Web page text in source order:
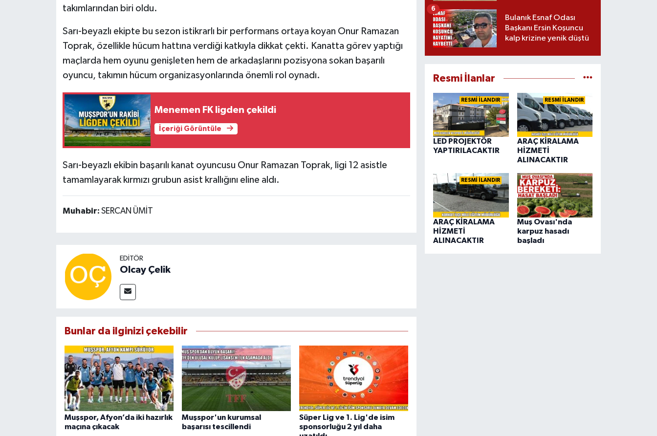
takımlarından biri oldu.
Sarı-beyazlı ekipte bu sezon istikrarlı bir performans ortaya koyan Onur Ramazan
Toprak, özellikle hücum hattına verdiği katkıyla dikkat çekti. Kanatta görev yaptığı
maçlarda hem oyunu genişleten hem de arkadaşlarını pozisyona sokan başarılı
oyuncu, takımın hücum organizasyonlarında önemli rol oynadı.
Menemen FK ligden çekildi
İçeriği Görüntüle
Sarı-beyazlı ekibin başarılı kanat oyuncusu Onur Ramazan Toprak, ligi 12 asistle
tamamlayarak kırmızı grubun asist krallığını eline aldı.
Muhabir: SERCAN ÜMİT
EDITÖR
Olcay Çelik
Bunlar da ilginizi çekebilir
Muşspor, Afyon’da iki hazırlık
maçına çıkacak
Muşspor'un kurumsal
başarısı tescillendi
Süper Lig ve 1. Lig'de isim
sponsorluğu 2 yıl daha
Bulanık Esnaf Odası
Başkanı Ersin Koşuncu
kalp krizine yenik düştü
6
Resmi İlanlar
RESMİ İLANDIR
LED PROJEKTÖR
YAPTIRILACAKTIR
RESMİ İLANDIR
ARAÇ KİRALAMA
HİZMETİ
ALINACAKTIR
RESMİ İLANDIR
ARAÇ KİRALAMA
HİZMETİ
ALINACAKTIR
Muş Ovası'nda
karpuz hasadı
başladı